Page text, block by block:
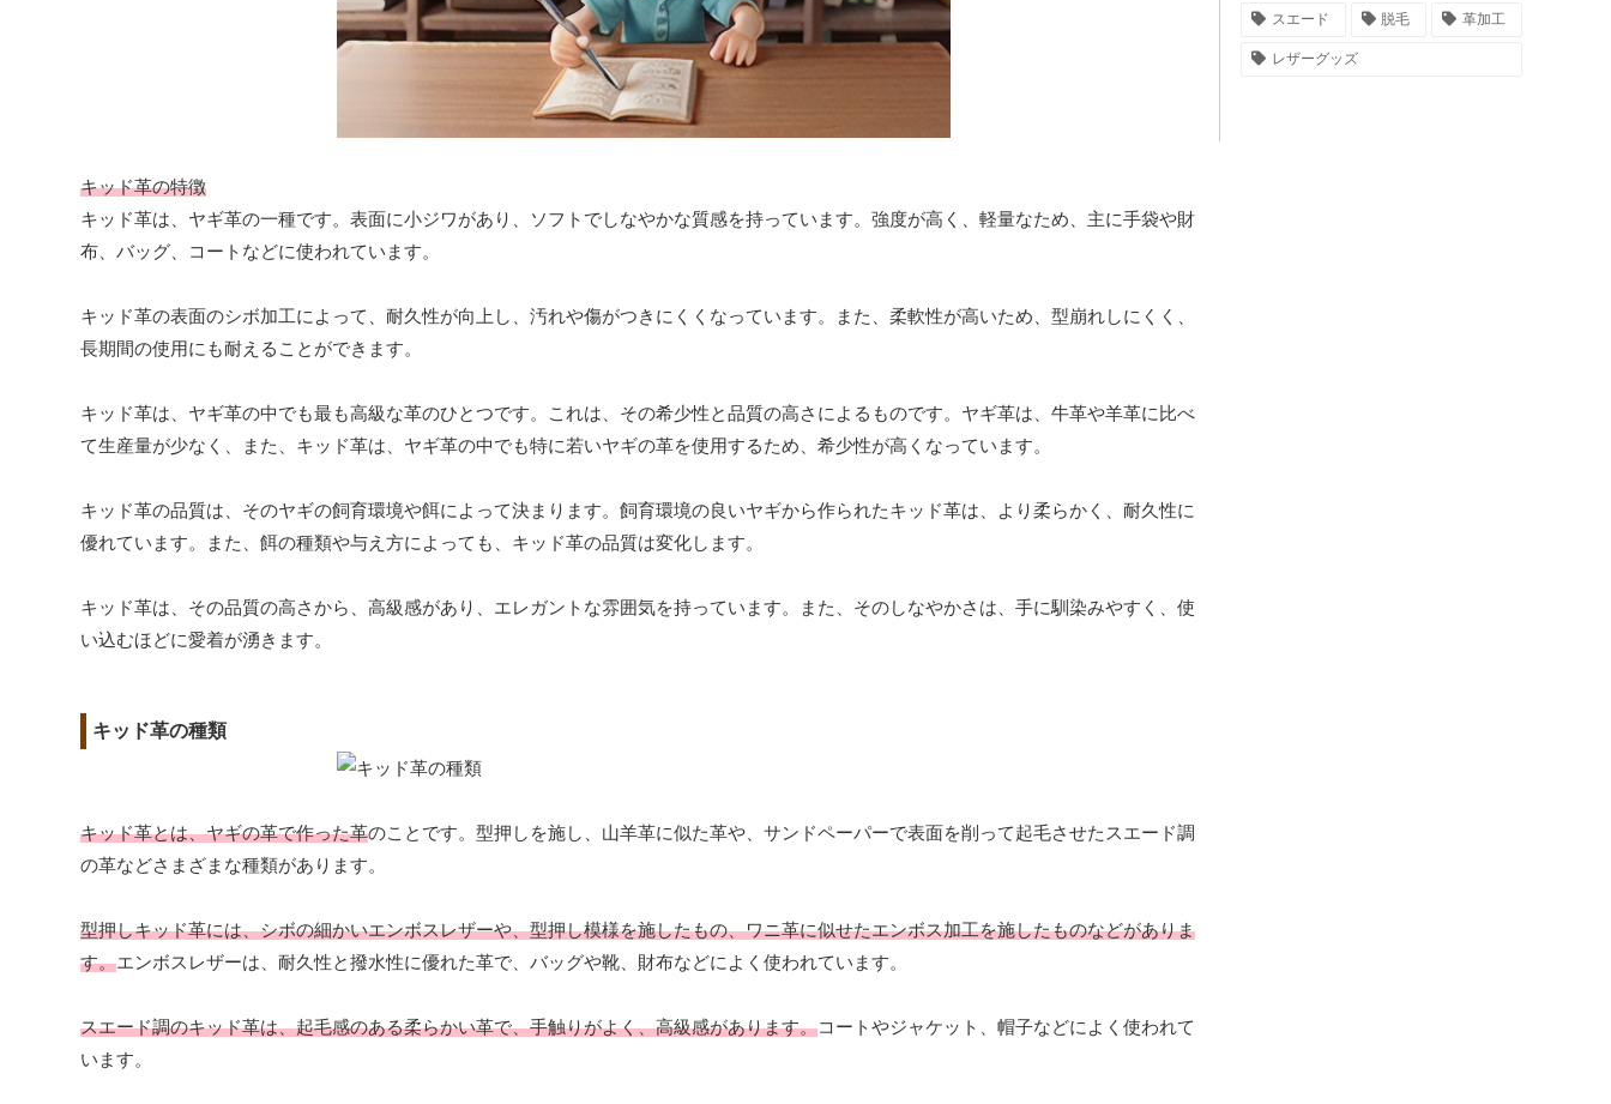
キッド革の特徴
キッド革は、ヤギ革の一種です。表面に小ジワがあり、ソフトでしなやかな質感を持っています。強度が高く、軽量なため、主に手袋や財
布、バッグ、コートなどに使われています。
キッド革の表面のシボ加工によって、耐久性が向上し、汚れや傷がつきにくくなっています。また、柔軟性が高いため、型崩れしにくく、
長期間の使用にも耐えることができます。
キッド革は、ヤギ革の中でも最も高級な革のひとつです。これは、その希少性と品質の高さによるものです。ヤギ革は、牛革や羊革に比べ
て生産量が少なく、また、キッド革は、ヤギ革の中でも特に若いヤギの革を使用するため、希少性が高くなっています。
キッド革の品質は、そのヤギの飼育環境や餌によって決まります。飼育環境の良いヤギから作られたキッド革は、より柔らかく、耐久性に
優れています。また、餌の種類や与え方によっても、キッド革の品質は変化します。
キッド革は、その品質の高さから、高級感があり、エレガントな雰囲気を持っています。また、そのしなやかさは、手に馴染みやすく、使
い込むほどに愛着が湧きます。
キッド革の種類
キッド革とは、ヤギの革で作った革のことです。型押しを施し、山羊革に似た革や、サンドペーパーで表面を削って起毛させたスエード調
の革などさまざまな種類があります。
型押しキッド革には、シボの細かいエンボスレザーや、型押し模様を施したもの、ワニ革に似せたエンボス加工を施したものなどがありま
す。エンボスレザーは、耐久性と撥水性に優れた革で、バッグや靴、財布などによく使われています。
スエード調のキッド革は、起毛感のある柔らかい革で、手触りがよく、高級感があります。コートやジャケット、帽子などによく使われて
います。
スエード 脱毛 革加工
レザーグッズ